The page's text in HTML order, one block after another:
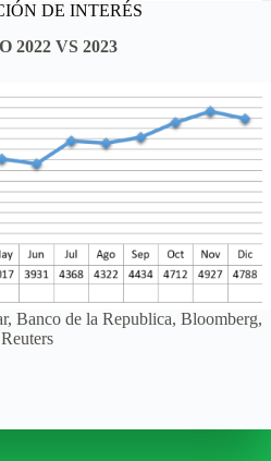
DE INTERÉS
2022 VS 2023
Banco de la Republica, Bloomberg,
Reuters